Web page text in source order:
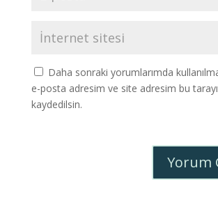
Daha sonraki yorumlarımda
e-posta adresim ve site adresim bu
kaydedilsin.